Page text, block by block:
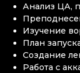
Анализ ЦА,
Изучение
План
Создание
Работа с